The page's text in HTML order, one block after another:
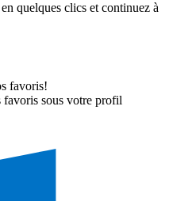
quelques clics et continuez à
favoris!
favoris sous votre profil